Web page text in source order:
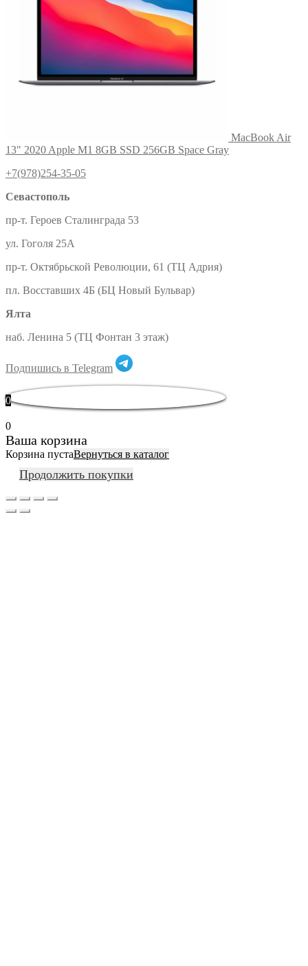
MacBook Air
13" 2020 Apple M1 8GB SSD 256GB Space Gray
+7(978)254-35-05
Севастополь
пр-т. Героев Сталинграда 53
ул. Гоголя 25А
пр-т. Октябрьской Революции, 61 (ТЦ Адрия)
пл. Восставших 4Б (БЦ Новый Бульвар)
Ялта
наб. Ленина 5 (ТЦ Фонтан 3 этаж)
Подпишись в Telegram
0
0
Ваша корзина
Корзина пустаВернуться в каталог
Продолжить покупки